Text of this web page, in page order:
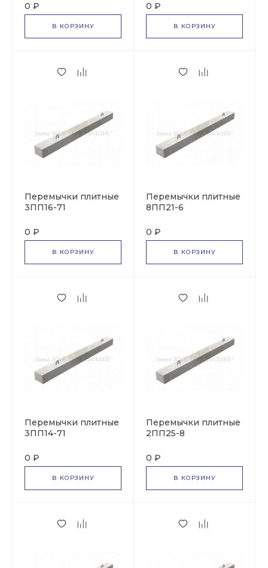
0 ₽
В КОРЗИНУ
0 ₽
В КОРЗИНУ
Перемычки плитные
3ПП16-71
0 ₽
В КОРЗИНУ
Перемычки плитные
8ПП21-6
0 ₽
В КОРЗИНУ
Перемычки плитные
3ПП14-71
0 ₽
В КОРЗИНУ
Перемычки плитные
2ПП25-8
0 ₽
В КОРЗИНУ